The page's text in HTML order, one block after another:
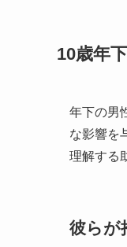
10歳年
年下の男
な影響を
理解する
彼らが